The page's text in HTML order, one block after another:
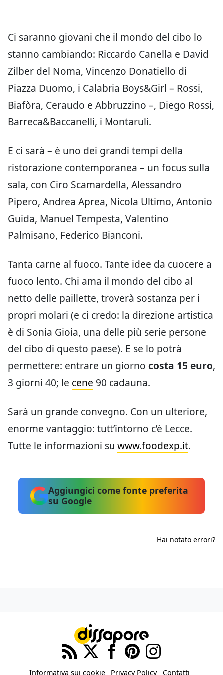
Ci saranno giovani che il mondo del cibo lo
stanno cambiando: Riccardo Canella e David
Zilber del Noma, Vincenzo Donatiello di
Piazza Duomo, i Calabria Boys&Girl – Rossi,
Biafòra, Ceraudo e Abbruzzino –, Diego Rossi,
Barreca&Baccanelli, i Montaruli.
E ci sarà – è uno dei grandi tempi della
ristorazione contemporanea – un focus sulla
sala, con Ciro Scamardella, Alessandro
Pipero, Andrea Aprea, Nicola Ultimo, Antonio
Guida, Manuel Tempesta, Valentino
Palmisano, Federico Bianconi.
Tanta carne al fuoco. Tante idee da cuocere a
fuoco lento. Chi ama il mondo del cibo al
netto delle paillette, troverà sostanza per i
propri molari (e ci credo: la direzione artistica
è di Sonia Gioia, una delle più serie persone
del cibo di questo paese). E se lo potrà
permettere: entrare un giorno costa 15 euro,
3 giorni 40; le cene 90 cadauna.
Sarà un grande convegno. Con un ulteriore,
enorme vantaggio: tutt’intorno c’è Lecce.
Tutte le informazioni su www.foodexp.it.
Aggiungici come fonte preferita
su Google
Hai notato errori?
Informativa sui cookie Privacy Policy Contatti